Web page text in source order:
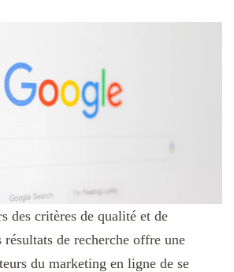
des critères de qualité et de
résultats de recherche offre une
du marketing en ligne de se